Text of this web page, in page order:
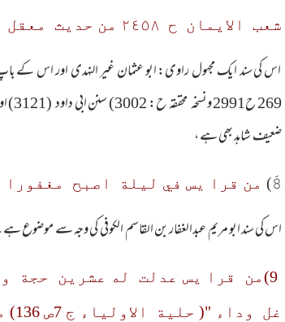
شعب الايمان ح ٢٤٥٨ من حديث معقل بن يسار رضٰي الله عنه )
ضعیف شاہد بھی ہے ،
8َ)
من قرا يس في ليلة اصبح مغفورا
اس کی سند ابو مریم عبدالغفار بن القاسم الکوفی کی وجہ سے موضوع ہے
9)من قرا یس عدلت له عشرين حجة
غل وداء "( حلیة الاولیاء ج 7ص 136) من حدیث الحارث (الاعور) عن علی بہ "